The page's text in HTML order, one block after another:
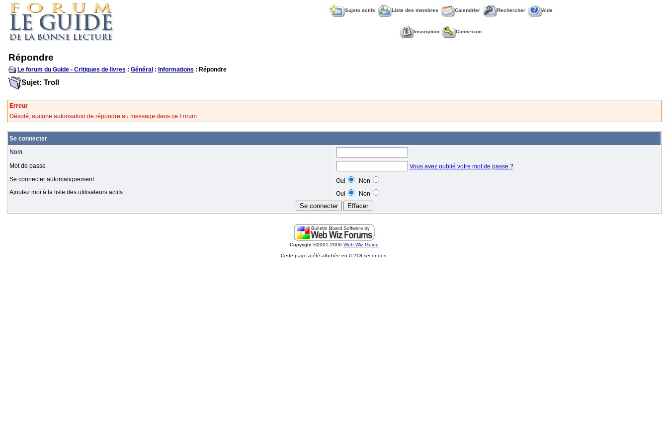
Sujets actifs Liste des membres Calendrier Rechercher Aide
Inscription Connexion
Répondre
Le forum du Guide - Critiques de livres : Général : Informations : Répondre
Sujet: Troll
Erreur
Désolé, aucune autorisation de répondre au message dans ce Forum
Se connecter
Nom
Mot de passe
Vous avez oublié votre mot de passe ?
Se connecter automatiquement
Oui
Non
Ajoutez moi à la liste des utilisateurs actifs
Oui Non
Copyright ©2001-2006 Web Wiz Guide
Cette page a été affichée en 0.218 secondes.